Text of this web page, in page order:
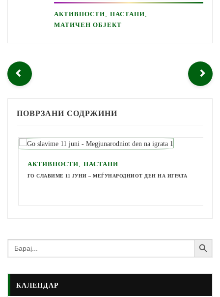
АКТИВНОСТИ ,НАСТАНИ
МАТИЧЕН ОБЈЕКТ
ПОВРЗАНИ СОДРЖИНИ
АКТИВНОСТИ, НАСТАНИ
ГО СЛАВИМЕ 11 ЈУНИ – МЕЃУНАРОДНИОТ ДЕН НА ИГРАТА
Search
for:
Search Button
КАЛЕНДАР